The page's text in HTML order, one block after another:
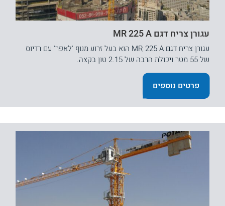
עגורן צריח דגם MR 225 A
עגורן צריח דגם MR 225 A הוא בעל זרוע מנוף 'לאפר' עם רדיוס
של 55 מטר ויכולת הרבה של 2.15 טון בקצה.
פרטים נוספים